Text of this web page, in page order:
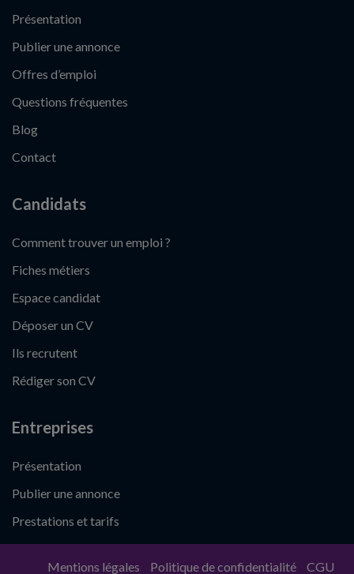
Présentation
Publier une annonce
Offres d’emploi
Questions fréquentes
Blog
Contact
Candidats
Comment trouver un emploi ?
Fiches métiers
Espace candidat
Déposer un CV
Ils recrutent
Rédiger son CV
Entreprises
Présentation
Publier une annonce
Prestations et tarifs
Mentions légales Politique de confidentialité CGU